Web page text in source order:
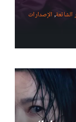
الشائعة,الإصدارات